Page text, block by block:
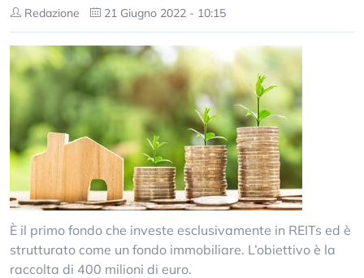
Redazione 21 Giugno 2022 - 10:15
È il primo fondo che investe esclusivamente in REITs ed è
strutturato come un fondo immobiliare. L’obiettivo è la
raccolta di 400 milioni di euro.